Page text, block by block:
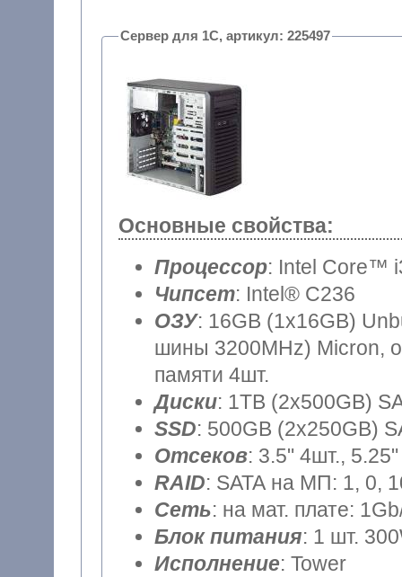
Сервер для 1С, артикул: 225497
Основные свойства:
Процессор: Intel Core™
Чипсет: Intel® C236
ОЗУ: 16GB (1x16GB)
шины 3200MHz) Micron,
памяти 4шт.
Диски: 1TB (2x500GB)
SSD: 500GB (2x250GB)
Отсеков: 3.5" 4шт.,
RAID: SATA на МП: 1, 0,
Сеть: на мат. плате:
Блок питания: 1 шт.
Исполнение: Tower